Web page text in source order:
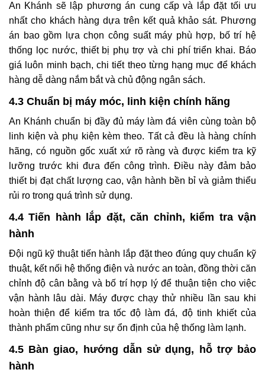
An Khánh sẽ lập phương án cung cấp và lắp đặt tối ưu
nhất cho khách hàng dựa trên kết quả khảo sát. Phương
án bao gồm lựa chọn công suất máy phù hợp, bố trí hệ
thống lọc nước, thiết bị phụ trợ và chi phí triển khai. Báo
giá luôn minh bạch, chi tiết theo từng hạng mục để khách
hàng dễ dàng nắm bắt và chủ động ngân sách.
4.3 Chuẩn bị máy móc, linh kiện chính hãng
An Khánh chuẩn bị đầy đủ máy làm đá viên cùng toàn bộ
linh kiện và phụ kiện kèm theo. Tất cả đều là hàng chính
hãng, có nguồn gốc xuất xứ rõ ràng và được kiểm tra kỹ
lưỡng trước khi đưa đến công trình. Điều này đảm bảo
thiết bị đạt chất lượng cao, vận hành bền bỉ và giảm thiểu
rủi ro trong quá trình sử dụng.
4.4 Tiến hành lắp đặt, căn chỉnh, kiểm tra vận
hành
Đội ngũ kỹ thuật tiến hành lắp đặt theo đúng quy chuẩn kỹ
thuật, kết nối hệ thống điện và nước an toàn, đồng thời căn
chỉnh độ cân bằng và bố trí hợp lý để thuận tiện cho việc
vận hành lâu dài. Máy được chạy thử nhiều lần sau khi
hoàn thiện để kiểm tra tốc độ làm đá, độ tinh khiết của
thành phẩm cũng như sự ổn định của hệ thống làm lạnh.
4.5 Bàn giao, hướng dẫn sử dụng, hỗ trợ bảo
hành